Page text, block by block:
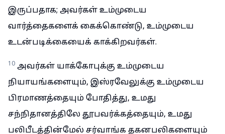
இருப்பதாக; அவர்கள் உம்முடைய
வார்த்தைகளைக் கைக்கொண்டு, உம்முடைய
உடன்படிக்கையைக் காக்கிறவர்கள்.
10 அவர்கள் யாக்கோபுக்கு உம்முடைய
நியாயங்களையும், இஸ்ரவேலுக்கு உம்முடைய
பிரமாணத்தையும் போதித்து, உமது
சந்நிதானத்திலே தூபவர்க்கத்தையும், உமது
பலிபீடத்தின்மேல் சர்வாங்க தகனபலிகளையும்